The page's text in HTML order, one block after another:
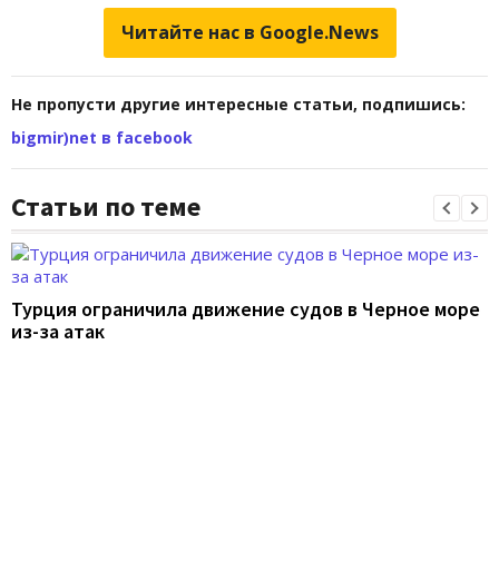
Читайте нас в Google.News
Не пропусти другие интересные статьи, подпишись:
bigmir)net в facebook
Статьи по теме
Турция ограничила движение судов в Черное море
из-за атак